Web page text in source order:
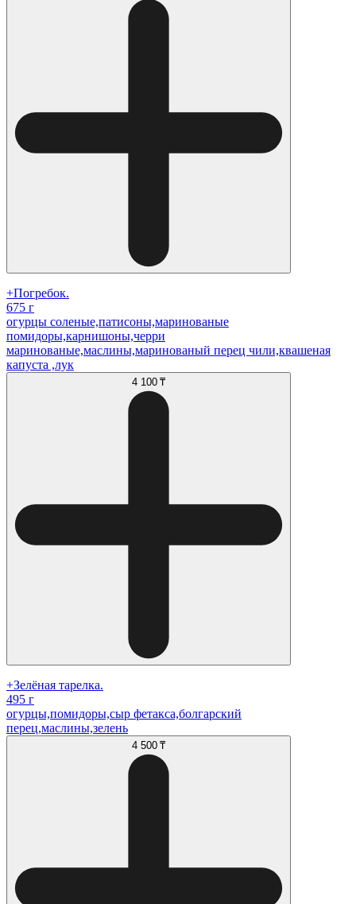
+Погребок.
675 г
огурцы соленые,патисоны,маринованые
помидоры,карнишоны,черри
маринованые,маслины,маринованый перец чили,квашеная
капуста ,лук
4 100 ₸
+Зелёная тарелка.
495 г
огурцы,помидоры,сыр фетакса,болгарский
перец,маслины,зелень
4 500 ₸